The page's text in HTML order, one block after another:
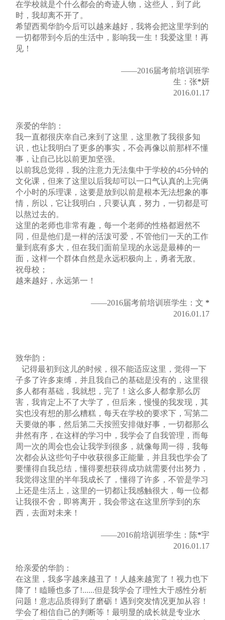
在学校就是个什么都会的奇迹人物，这些人，到了此
时，我却离不开了。
希望西蜀华韵今后可以越来越好，我将会把这里学到的
一切都带到今后的生活中，影响我一生！我爱这里！再
见！
——2016届考前培训班学
生：张*妍
2016.01.17
亲爱的华韵：
我一直都很庆幸自己来到了这里，这里教了我很多知
识，也让我明白了更多的事实，不会再像以前那样不懂
事，让自己比以前更加坚强。
以前我总觉得，我的注意力无法集中于学校的45分钟的
文化课，但来了这里以后我却可以一口气认真的上完俩
个小时的乐理课，这要是放到以前是根本无法想象的事
情，所以，它让我明白，只要认真，努力，一切都是可
以熬过去的。
这里的老师也非常有趣，每一个老师的性格都迥然不
同，但是他们是一样的活泼可爱，不管他们一天的工作
量到底有多大，但在我们面前呈现的永远是最棒的一
面，这样一个群体自然是永远积极向上，勇者无敌。
祝母校；
越来越好，永远第一！
——2016届考前培训班学生：文 *
2016.01.17
致华韵：
记得最初到这儿的时候，很不能适应这里，觉得一下
子多了许多束缚，并且我自己的基础是没有的，这里很
多人都有基础，我就想，完了！这么多人都拿那么厉
害，我肯定上不了大学了，但后来，慢慢的我发现，其
实也没有想的那么糟糕，每天在学校的要求下，写第二
天要做的事，然后第二天按照安排做好事，一切都那么
井然有序，在这样的学习中，我学会了自我管理，而每
周一次的周会也会让我学到很多，就像每周一得，我每
次都会从这些句子中收获很多正能量，并且我也学会了
要懂得自我总结，懂得要想获得成功就需要付出努力，
我觉得这里的半年我成长了，懂得了许多，不管是学习
上还是生活上，这里的一切都让我感触很大，每一位都
让我很不舍，即将离开，我会带这在这里所学到的东
西，去面对未来！
——2016前培训班学生：陈*宇
2016.01.17
给亲爱的华韵：
在这里，我多字越来越丑了！人越来越宽了！视力也下
降了！瞌睡也多了!......但是我学会了理性大于感性分析
问题！意志品质得到了磨砺！遇到突发情况更加从容！
学会了相信自己的判断等！最明显的成长就是专业水